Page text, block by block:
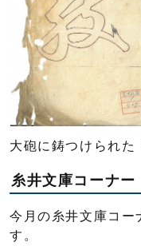
大砲に鋳つけられた
糸井文庫コーナー
今月の糸井文庫コー
す。